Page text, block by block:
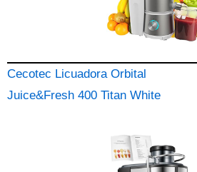
Cecotec Licuadora Orbital
Juice&Fresh 400 Titan White